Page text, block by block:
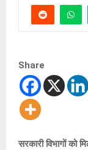
Share
सरकारी विभागों को